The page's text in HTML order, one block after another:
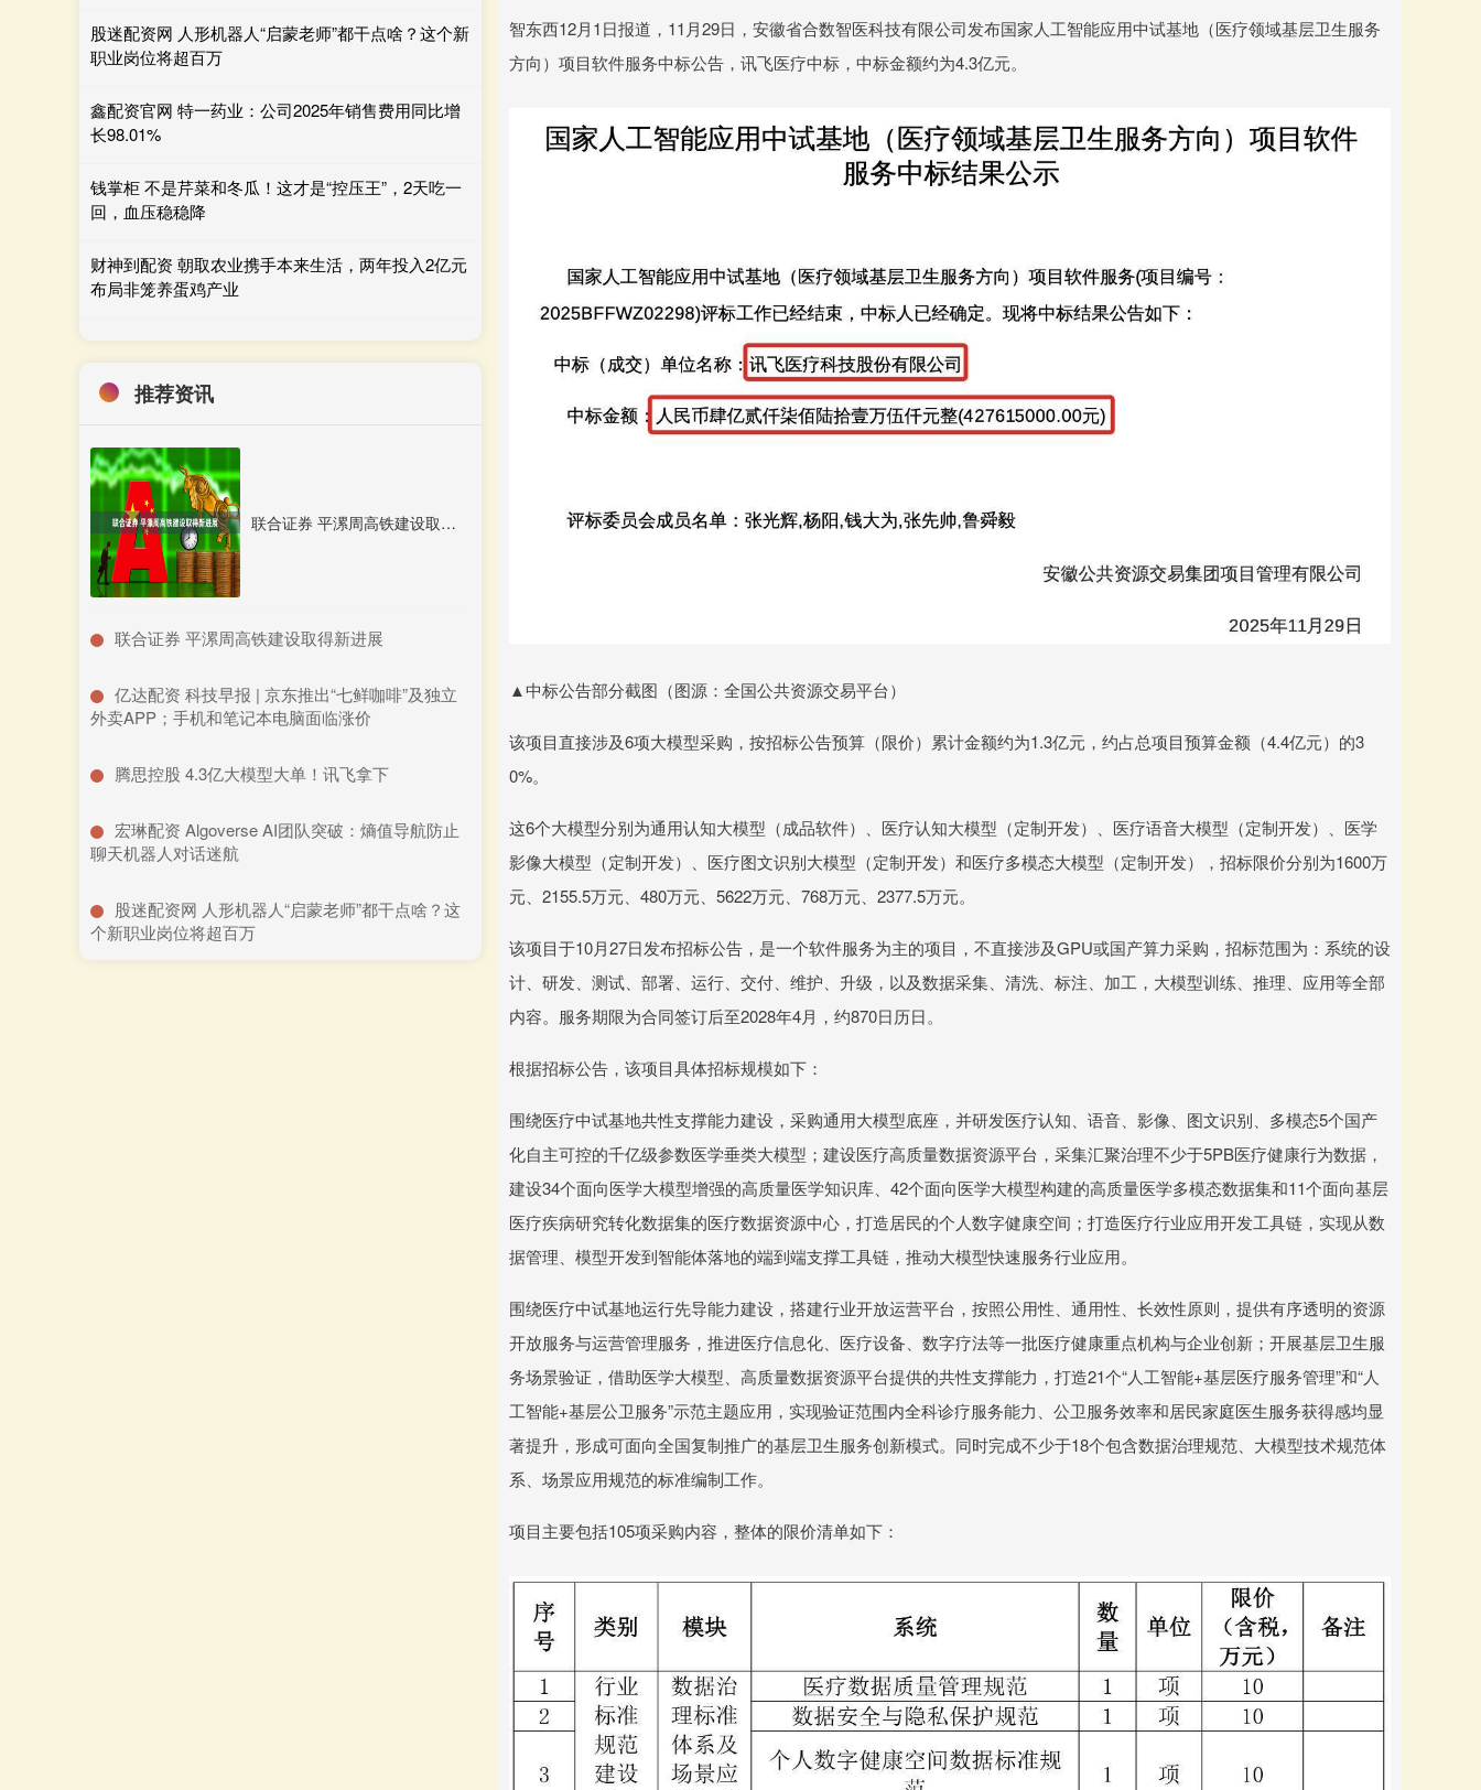
智东西12月1日报道，11月29日，安徽省合数智医科技有限公司发布国家人工智能应用中试基地（医疗领域基层卫生服务
方向）项目软件服务中标公告，讯飞医疗中标，中标金额约为4.3亿元。
▲中标公告部分截图（图源：全国公共资源交易平台）
该项目直接涉及6项大模型采购，按招标公告预算（限价）累计金额约为1.3亿元，约占总项目预算金额（4.4亿元）的3
0%。
这6个大模型分别为通用认知大模型（成品软件）、医疗认知大模型（定制开发）、医疗语音大模型（定制开发）、医学
影像大模型（定制开发）、医疗图文识别大模型（定制开发）和医疗多模态大模型（定制开发），招标限价分别为1600万
元、2155.5万元、480万元、5622万元、768万元、2377.5万元。
该项目于10月27日发布招标公告，是一个软件服务为主的项目，不直接涉及GPU或国产算力采购，招标范围为：系统的设
计、研发、测试、部署、运行、交付、维护、升级，以及数据采集、清洗、标注、加工，大模型训练、推理、应用等全部
内容。服务期限为合同签订后至2028年4月，约870日历日。
根据招标公告，该项目具体招标规模如下：
围绕医疗中试基地共性支撑能力建设，采购通用大模型底座，并研发医疗认知、语音、影像、图文识别、多模态5个国产
化自主可控的千亿级参数医学垂类大模型；建设医疗高质量数据资源平台，采集汇聚治理不少于5PB医疗健康行为数据，
建设34个面向医学大模型增强的高质量医学知识库、42个面向医学大模型构建的高质量医学多模态数据集和11个面向基层
医疗疾病研究转化数据集的医疗数据资源中心，打造居民的个人数字健康空间；打造医疗行业应用开发工具链，实现从数
据管理、模型开发到智能体落地的端到端支撑工具链，推动大模型快速服务行业应用。
围绕医疗中试基地运行先导能力建设，搭建行业开放运营平台，按照公用性、通用性、长效性原则，提供有序透明的资源
开放服务与运营管理服务，推进医疗信息化、医疗设备、数字疗法等一批医疗健康重点机构与企业创新；开展基层卫生服
务场景验证，借助医学大模型、高质量数据资源平台提供的共性支撑能力，打造21个“人工智能+基层医疗服务管理”和“人
工智能+基层公卫服务”示范主题应用，实现验证范围内全科诊疗服务能力、公卫服务效率和居民家庭医生服务获得感均显
著提升，形成可面向全国复制推广的基层卫生服务创新模式。同时完成不少于18个包含数据治理规范、大模型技术规范体
系、场景应用规范的标准编制工作。
项目主要包括105项采购内容，整体的限价清单如下：
股迷配资网 人形机器人“启蒙老师”都干点啥？这个新
职业岗位将超百万
鑫配资官网 特一药业：公司2025年销售费用同比增
长98.01%
钱掌柜 不是芹菜和冬瓜！这才是“控压王”，2天吃一
回，血压稳稳降
财神到配资 朝取农业携手本来生活，两年投入2亿元
布局非笼养蛋鸡产业
推荐资讯
联合证券 平漯周高铁建设取得新进展
​联合证券 平漯周高铁建设取得新进展
​亿达配资 科技早报 | 京东推出“七鲜咖啡”及独立
外卖APP；手机和笔记本电脑面临涨价
​腾思控股 4.3亿大模型大单！讯飞拿下
​宏琳配资 Algoverse AI团队突破：熵值导航防止
聊天机器人对话迷航
​股迷配资网 人形机器人“启蒙老师”都干点啥？这
个新职业岗位将超百万